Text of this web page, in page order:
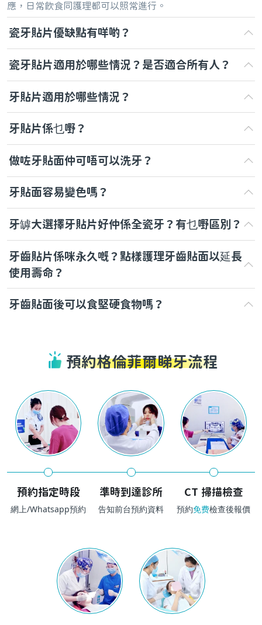
應，日常飲食同護理都可以照常進行。
瓷牙貼片優缺點有咩啲？
瓷牙貼片適用於哪些情況？是否適合所有人？
牙貼片適用於哪些情況？
牙貼片係乜嘢？
做咗牙貼面仲可唔可以洗牙？
牙貼面容易變色嗎？
牙罅大選擇牙貼片好仲係全瓷牙？有乜嘢區別？
牙齒貼片係咪永久嘅？點樣護理牙齒貼面以延長
使用壽命？
牙齒貼面後可以食堅硬食物嗎？
預約格倫菲爾睇牙流程
預約指定時段
網上/Whatsapp預約
準時到達診所
告知前台預約資料
CT 掃描檢查
預約免费檢查後報價